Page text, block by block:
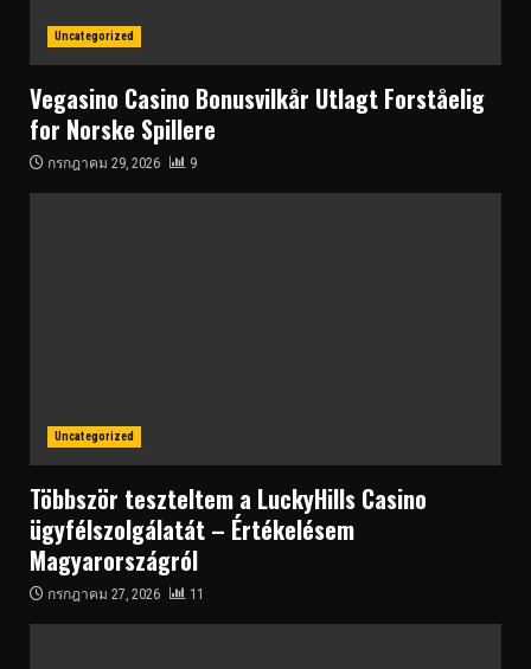
Uncategorized
Vegasino Casino Bonusvilkår Utlagt Forståelig
for Norske Spillere
กรกฎาคม 29, 2026 9
Uncategorized
Többször teszteltem a LuckyHills Casino
ügyfélszolgálatát – Értékelésem
Magyarországról
กรกฎาคม 27, 2026 11